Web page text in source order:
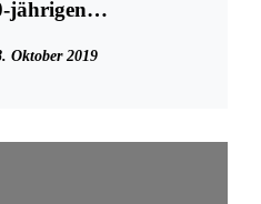
jährigen
Oktober 2019